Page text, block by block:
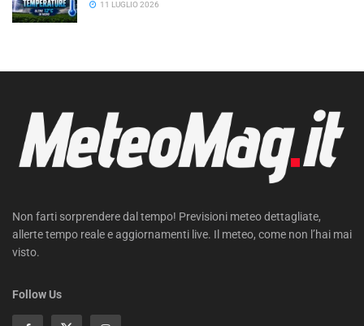
11 LUGLIO 2026
Non farti sorprendere dal tempo! Previsioni meteo dettagliate,
allerte tempo reale e aggiornamenti live. Il meteo, come non l’hai mai
visto.
Follow Us